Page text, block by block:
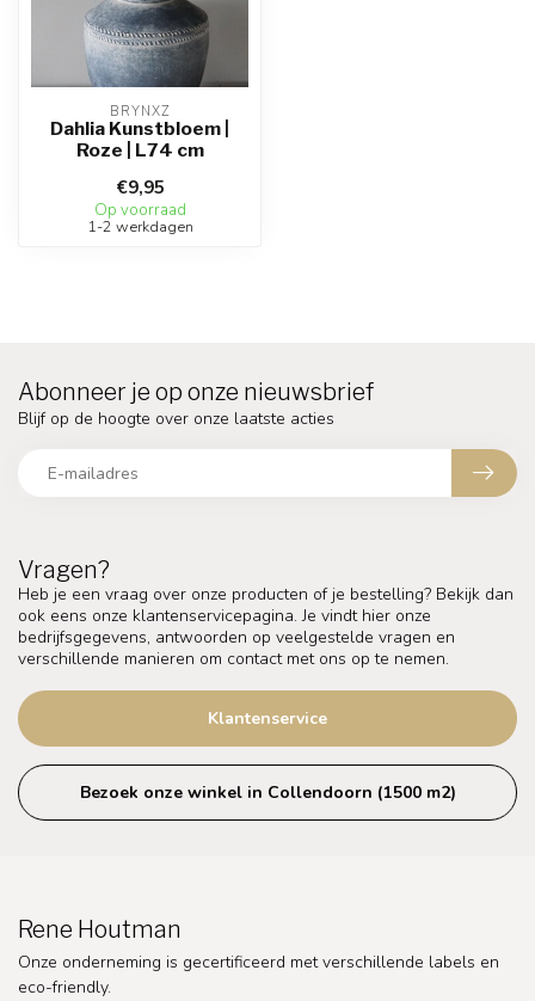
BRYNXZ
Dahlia Kunstbloem |
Roze | L74 cm
€9,95
Op voorraad
1-2 werkdagen
Vragen?
Heb je een vraag over onze producten of je bestelling? Bekijk dan
ook eens onze klantenservicepagina. Je vindt hier onze
bedrijfsgegevens, antwoorden op veelgestelde vragen en
verschillende manieren om contact met ons op te nemen.
Klantenservice
Bezoek onze winkel in Collendoorn (1500 m2)
Abonneer je op onze nieuwsbrief
Blijf op de hoogte over onze laatste acties
Rene Houtman
Onze onderneming is gecertificeerd met verschillende labels en
eco-friendly.